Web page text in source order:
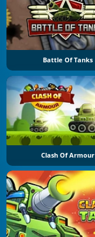
Battle Of Tanks
Clash Of Armour